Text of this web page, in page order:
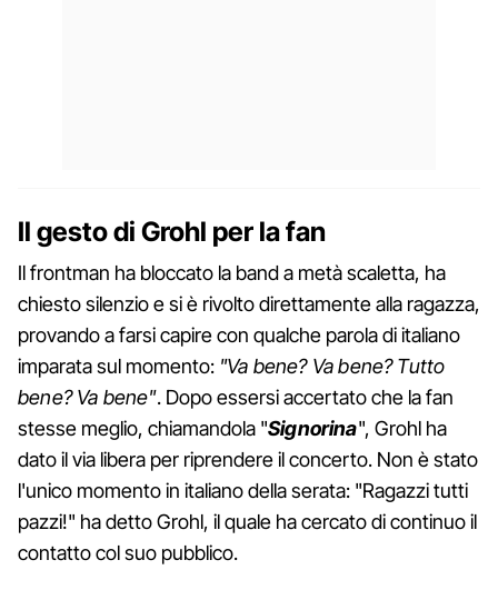
Il gesto di Grohl per la fan
Il frontman ha bloccato la band a metà scaletta, ha
chiesto silenzio e si è rivolto direttamente alla ragazza,
provando a farsi capire con qualche parola di italiano
imparata sul momento: "Va bene? Va bene? Tutto
bene? Va bene". Dopo essersi accertato che la fan
stesse meglio, chiamandola "Signorina", Grohl ha
dato il via libera per riprendere il concerto. Non è stato
l'unico momento in italiano della serata: "Ragazzi tutti
pazzi!" ha detto Grohl, il quale ha cercato di continuo il
contatto col suo pubblico.